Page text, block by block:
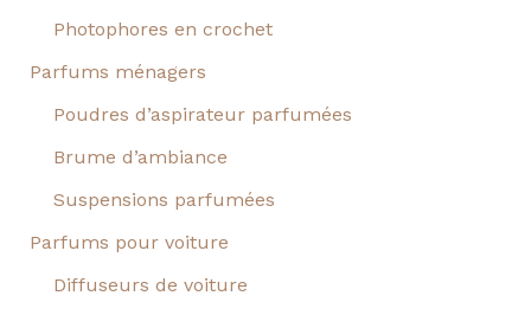
Photophores en crochet
Parfums ménagers
Poudres d’aspirateur parfumées
Brume d’ambiance
Suspensions parfumées
Parfums pour voiture
Diffuseurs de voiture